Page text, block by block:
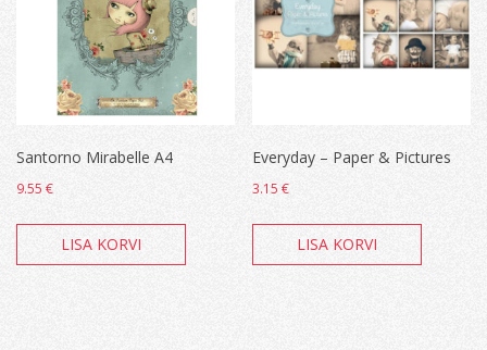
Santorno Mirabelle A4
9.55 €
LISA KORVI
Everyday – Paper & Pictures
3.15€
LISA KORVI